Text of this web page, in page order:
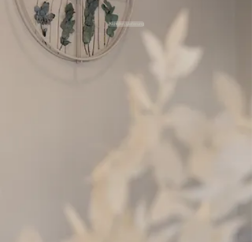
Abholen, Lieferung